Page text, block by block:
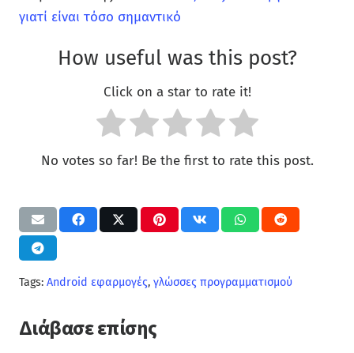
γιατί είναι τόσο σημαντικό
How useful was this post?
Click on a star to rate it!
No votes so far! Be the first to rate this post.
Tags: Android εφαρμογές, γλώσσες προγραμματισμού
Διάβασε επίσης